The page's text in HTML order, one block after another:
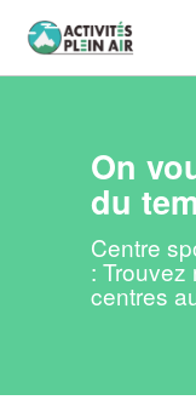
On
du
Centre
: Trouvez
centres